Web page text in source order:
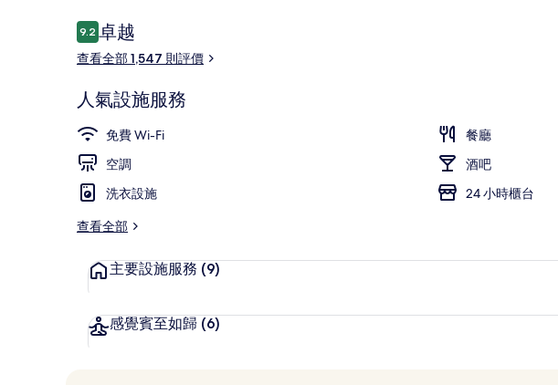
評
價
9.29.2 分，滿分 10 分，
卓越
查看全部 1,547 則評價
人氣設施服務
免費 Wi-Fi
餐廳
空調
酒吧
洗衣設施
24 小時櫃台
查看全部
主要設施服務 (9)
感覺賓至如歸 (6)